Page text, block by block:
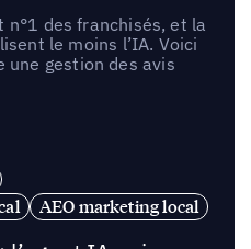
n°1 des franchisés, et la
le moins l’IA. Voici
gestion des avis
AEO marketing local